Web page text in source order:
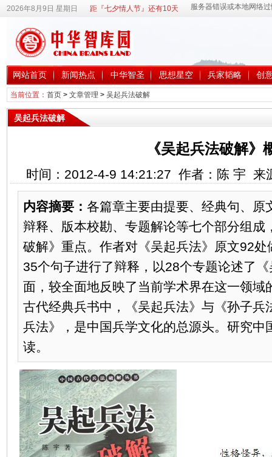
2026年8月9日 星期日 距『七夕情人节』还有10天
网站首页 新闻热点 中华智圣 思想星空 兵家韬略 创
当前位置： 首页> 文章管理 > 吴起兵法破解
吴起兵法破解
《吴起兵法破解》
时间：2012-4-9 14:21:27 作者：陈 宇 来
内容摘要： 各篇章主要由提要、经典句、原
辩释、版本校勘、专题解论等七个部分组成
破解》重点。作者对《吴起兵法》原文92
35个句子进行了辩释，以28个专题论述了
面，较全面地反映了当前学术界在这一领域
古代经典兵书中，《吴起兵法》与《孙子兵
兵法》，是中国兵学文化的总源头。研究中
读。